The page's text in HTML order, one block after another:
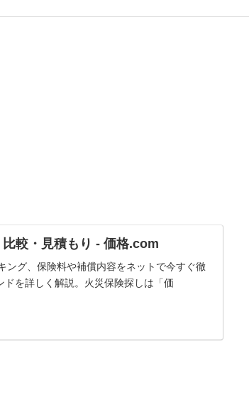
較・見積もり - 価格.com
ング、保険料や補償内容をネットで今すぐ徹
を詳しく解説。火災保険探しは「価